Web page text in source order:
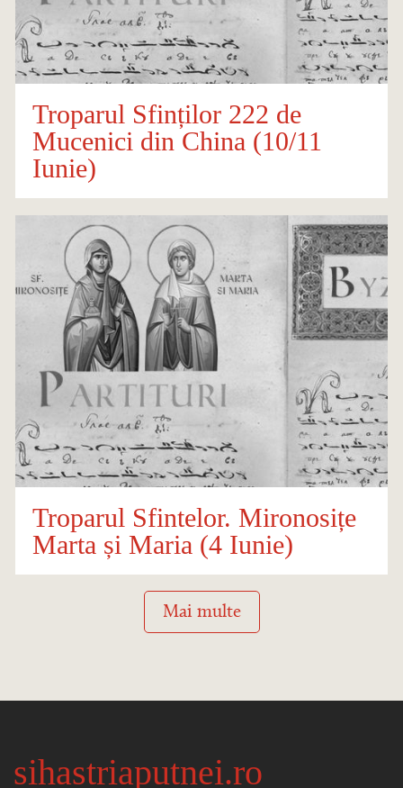
Troparul Sfinților 222 de
Mucenici din China (10/11
Iunie)
Troparul Sfintelor. Mironosițe
Marta și Maria (4 Iunie)
Mai multe
sihastriaputnei.ro